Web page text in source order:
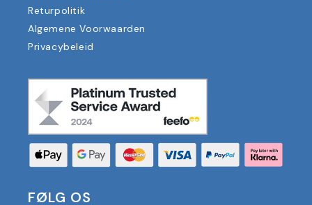
Returpolitik
Algemene Voorwaarden
Privacybeleid
FØLG OS